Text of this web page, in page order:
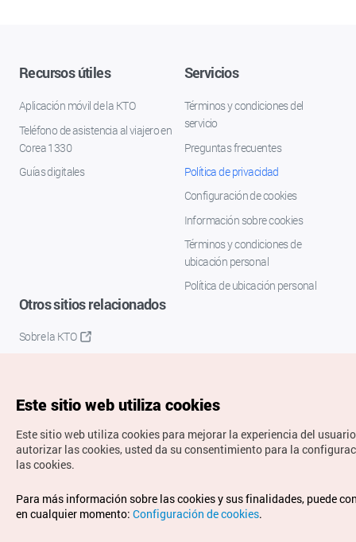
Recursos útiles
Aplicación móvil de la KTO
Teléfono de asistencia al viajero en
Corea 1330
Guías digitales
Servicios
Términos y condiciones del
servicio
Preguntas frecuentes
Política de privacidad
Configuración de cookies
Información sobre cookies
Términos y condiciones de
ubicación personal
Política de ubicación personal
Otros sitios relacionados
Sobre la KTO
Copyrights © Organización de Turismo de Corea. Todos los
derechos reservados.
Para informes de errores y cuestiones relacionadas con el
Este sitio web utiliza cookies
Este sitio web utiliza cookies para mejorar la experiencia del
autorizar las cookies, usted da su consentimiento para la
las cookies.
Para más información sobre las cookies y sus finalidades, puede
en cualquier momento: Configuración de cookies.